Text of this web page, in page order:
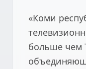
«Коми
больше чем